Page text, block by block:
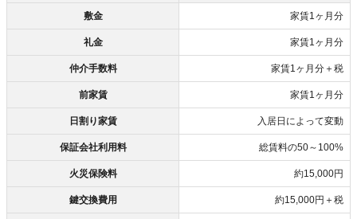
敷金 家賃1ヶ月分
礼金 家賃1ヶ月分
仲介手数料 家賃1ヶ月分＋税
前家賃 家賃1ヶ月分
日割り家賃 入居日によって変動
保証会社利用料 総賃料の50～100%
火災保険料 約15,000円
鍵交換費用 約15,000円＋税